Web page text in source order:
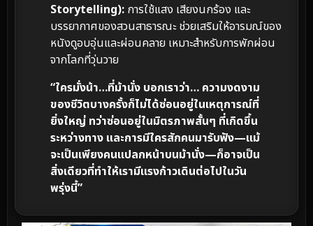
Storytelling): การใช้แสง เสียงนกร้อง และ
บรรยากาศของสวนสาธารณะ ช่วยเสริมให้อารมณ์ของ
หนังดูอบอุ่นและผ่อนคลาย เหมาะสำหรับการพักผ่อน
จากโลกที่วุ่นวาย
“ใครมั่งน้า…ที่ม้านั่ง บอกเราว่า… ความงดงาม
ของชีวิตบางครั้งก็ไม่ได้ซ่อนอยู่ในเหตุการณ์ที่
ยิ่งใหญ่ ทว่าซ่อนอยู่ในมิตรภาพสั้นๆ ที่เกิดขึ้น
ระหว่างทาง และการมีใครสักคนมารับฟัง—แม้
จะเป็นเพียงคนแปลกหน้าบนม้านั่ง—ก็อาจเป็น
สิ่งเดียวที่ทำให้เรามีแรงก้าวเดินต่อไปในวัน
พรุ่งนี้”